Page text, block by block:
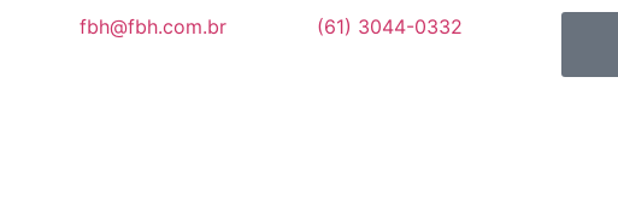
fbh@fbh.com.br (61) 3044-0332